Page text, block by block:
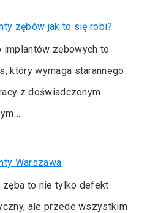
zębów jak to się robi?
implantów zębowych to
który wymaga starannego
z doświadczonym
Warszawa
zęba to nie tylko defekt
ale przede wszystkim